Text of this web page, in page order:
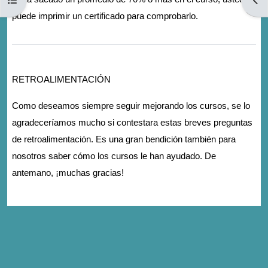
puede imprimir un certificado para comprobarlo.
RETROALIMENTACIÓN
Como deseamos siempre seguir mejorando los cursos, se lo
agradeceríamos mucho si contestara estas breves preguntas
de retroalimentación. Es una gran bendición también para
nosotros saber cómo los cursos le han ayudado. De
antemano, ¡muchas gracias!